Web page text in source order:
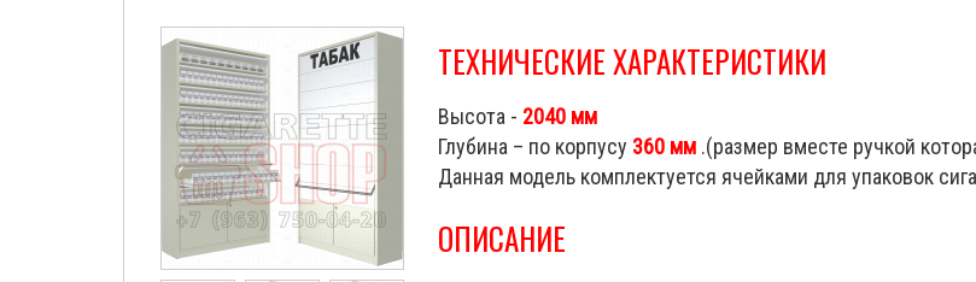
ТЕХНИЧЕСКИЕ ХАРАКТЕРИСТИКИ
Высота - 2040 мм
Глубина – по корпусу 360 мм .(размер вместе ручкой
Данная модель комплектуется ячейками для упаковок
ОПИСАНИЕ